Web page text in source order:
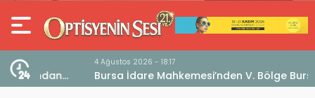
4 Ağustos 2026 - 18:17
Bursa İdare Mahkemesi’nden V. Bölge Bursa Odası
Genel Kurulu Hakkında İptal Kararı